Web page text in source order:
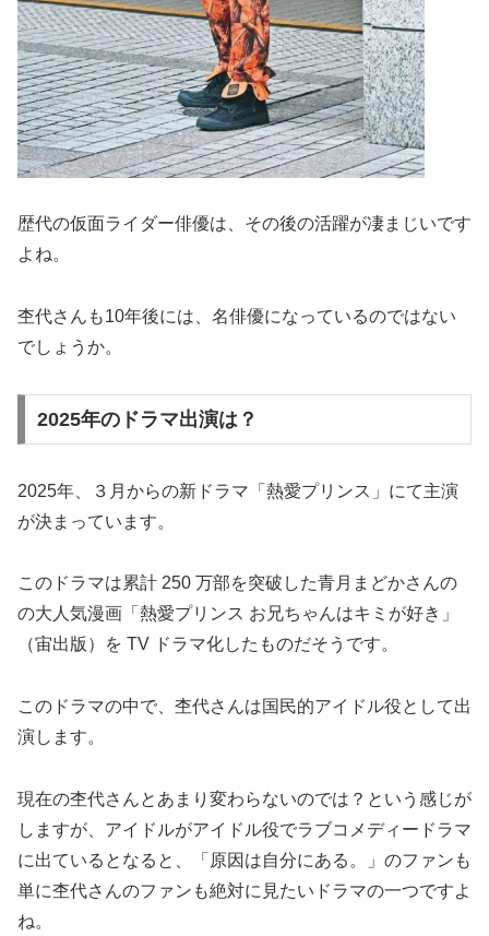
歴代の仮面ライダー俳優は、その後の活躍が凄まじいです
よね。
杢代さんも10年後には、名俳優になっているのではない
でしょうか。
2025年のドラマ出演は？
2025年、３月からの新ドラマ「熱愛プリンス」にて主演
が決まっています。
このドラマは累計 250 万部を突破した青月まどかさんの
の大人気漫画「熱愛プリンス お兄ちゃんはキミが好き」
（宙出版）を TV ドラマ化したものだそうです。
このドラマの中で、杢代さんは国民的アイドル役として出
演します。
現在の杢代さんとあまり変わらないのでは？という感じが
しますが、アイドルがアイドル役でラブコメディードラマ
に出ているとなると、「原因は自分にある。」のファンも
単に杢代さんのファンも絶対に見たいドラマの一つですよ
ね。